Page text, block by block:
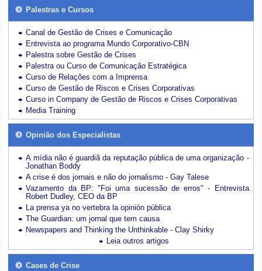
Palestras e Cursos
Canal de Gestão de Crises e Comunicação
Entrevista ao programa Mundo Corporativo-CBN
Palestra sobre Gestão de Crises
Palestra ou Curso de Comunicação Estratégica
Curso de Relações com a Imprensa
Curso de Gestão de Riscos e Crises Corporativas
Curso in Company de Gestão de Riscos e Crises Corporativas
Media Training
Opinião dos Especialistas
A mídia não é guardiã da reputação pública de uma organização -
Jonathan Boddy
A crise é dos jornais e não do jornalismo - Gay Talese
Vazamento da BP: "Foi uma sucessão de erros" - Entrevista
Robert Dudley, CEO da BP
La prensa ya no vertebra la opinión pública
The Guardian: um jornal que tem causa
Newspapers and Thinking the Unthinkable - Clay Shirky
Leia outros artigos
Cases de Crise